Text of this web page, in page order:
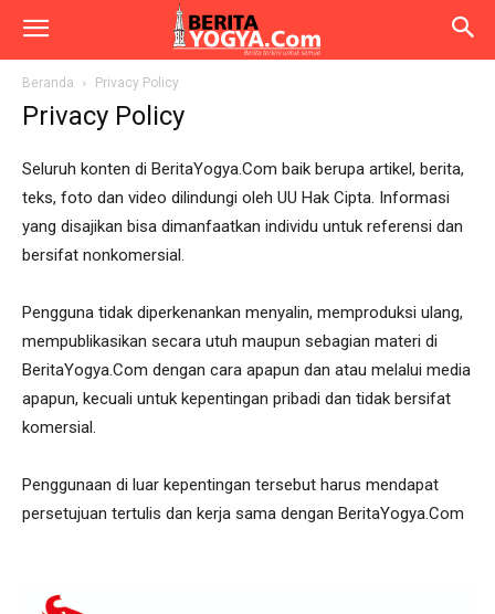
Beranda Privacy Policy
Privacy Policy
Seluruh konten di BeritaYogya.Com baik berupa artikel, berita,
teks, foto dan video dilindungi oleh UU Hak Cipta. Informasi
yang disajikan bisa dimanfaatkan individu untuk referensi dan
bersifat nonkomersial.
Pengguna tidak diperkenankan menyalin, memproduksi ulang,
mempublikasikan secara utuh maupun sebagian materi di
BeritaYogya.Com dengan cara apapun dan atau melalui media
apapun, kecuali untuk kepentingan pribadi dan tidak bersifat
komersial.
Penggunaan di luar kepentingan tersebut harus mendapat
persetujuan tertulis dan kerja sama dengan BeritaYogya.Com